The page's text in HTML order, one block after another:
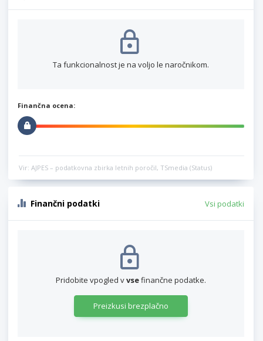
Ta funkcionalnost je na voljo le naročnikom.
Finančna ocena:
Vir: AJPES – podatkovna zbirka letnih poročil, TSmedia (Status)
Finančni podatki Vsi podatki
Pridobite vpogled vvsefinančne podatke.
Preizkusi brezplačno